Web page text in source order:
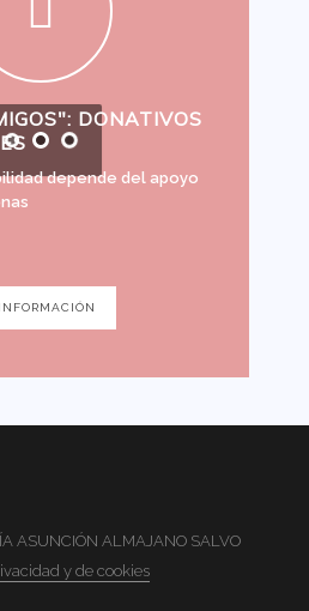
DONATIVOS
depende del apoyo
ASUNCIÓN ALMAJANO SALVO
y de cookies